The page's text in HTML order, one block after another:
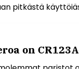
pitkästä
on